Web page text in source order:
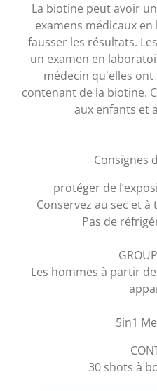
La biotine peut avoir
examens médicaux
fausser les résultats.
un examen en
médecin qu'elles
contenant de la biotine.
aux enfants et
Consignes
protéger de
Conservez au sec et
Pas de
Les hommes à partir
5in1
30 shots à